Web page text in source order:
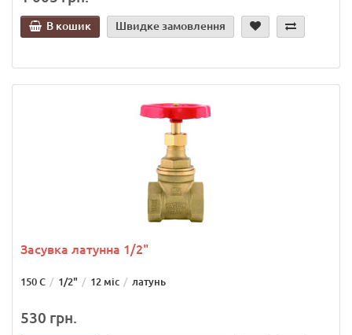
В кошик Швидке замовлення
Засувка латунна 1/2"
150 С 1/2" 12 міс латунь
530 грн.